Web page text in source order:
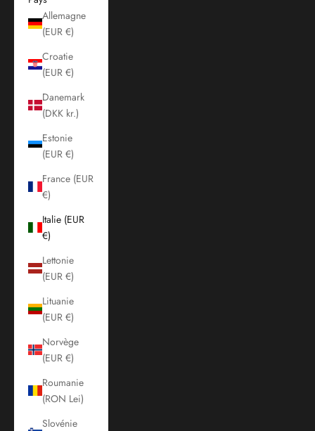
Allemagne
(EUR €)
Croatie
(EUR €)
Danemark
(DKK kr.)
Estonie
(EUR €)
France (EUR
€)
Italie (EUR
€)
Lettonie
(EUR €)
Lituanie
(EUR €)
Norvège
(EUR €)
Roumanie
(RON Lei)
Slovénie